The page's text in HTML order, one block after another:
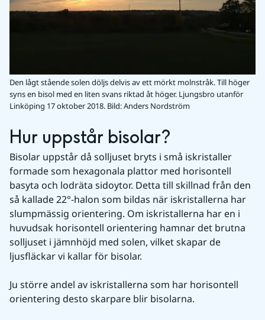
Den lågt stående solen döljs delvis av ett mörkt molnstråk. Till höger
syns en bisol med en liten svans riktad åt höger. Ljungsbro utanför
Linköping 17 oktober 2018. Bild: Anders Nordström
Hur uppstår bisolar?
Bisolar uppstår då solljuset bryts i små iskristaller
formade som hexagonala plattor med horisontell
basyta och lodräta sidoytor. Detta till skillnad från den
så kallade 22°-halon som bildas när iskristallerna har
slumpmässig orientering. Om iskristallerna har en i
huvudsak horisontell orientering hamnar det brutna
solljuset i jämnhöjd med solen, vilket skapar de
ljusfläckar vi kallar för bisolar.
Ju större andel av iskristallerna som har horisontell
orientering desto skarpare blir bisolarna.